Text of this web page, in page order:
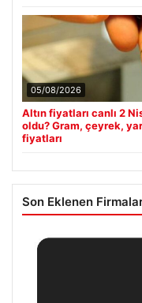
05/08/2026
Altın fiyatları canlı 2
oldu? Gram, çeyrek,
fiyatları
Son Eklenen